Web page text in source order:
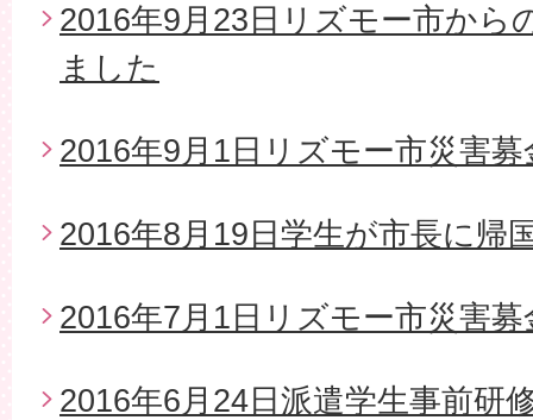
2016年9月23日リズモー市から
ました
2016年9月1日リズモー市災害
2016年8月19日学生が市長に帰
2016年7月1日リズモー市災害
2016年6月24日派遣学生事前研